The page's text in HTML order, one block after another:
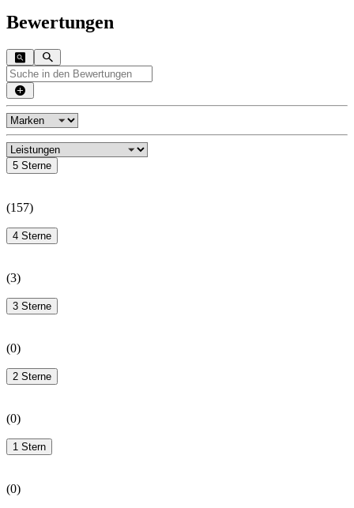
Bewertungen
5 Sterne
(157)
4 Sterne
(3)
3 Sterne
(0)
2 Sterne
(0)
1 Stern
(0)